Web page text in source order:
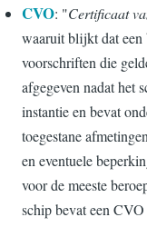
CVO: "Certificaat
waaruit blijkt dat een
voorschriften die
afgegeven nadat het
instantie en bevat
toegestane
en eventuele
voor de meeste
schip bevat een